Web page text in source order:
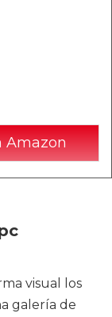
Amazon
visual los
galería de